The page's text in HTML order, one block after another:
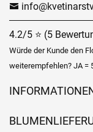
4.2/5 ⭐ (5
Würde der Kunde den
weiterempfehlen? JA =